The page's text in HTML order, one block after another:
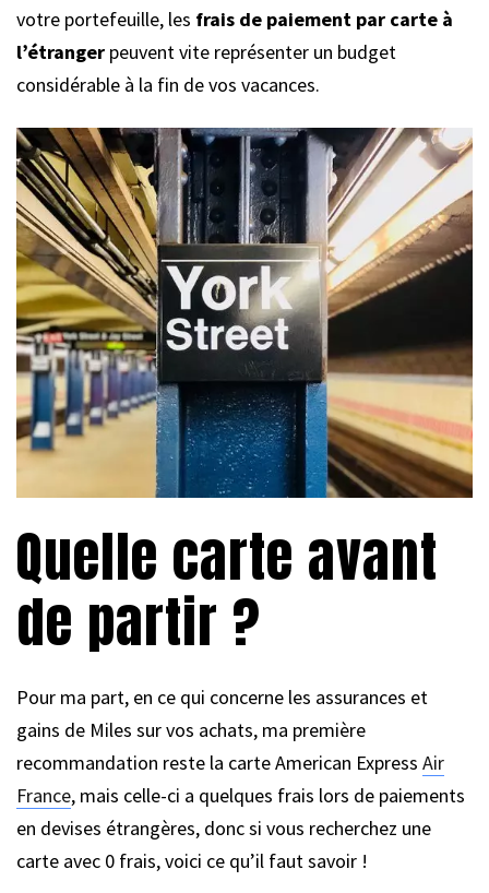
votre portefeuille, les frais de paiement par carte à
l’étranger peuvent vite représenter un budget
considérable à la fin de vos vacances.
Quelle carte avant
de partir ?
Pour ma part, en ce qui concerne les assurances et
gains de Miles sur vos achats, ma première
recommandation reste la carte American Express Air
France, mais celle-ci a quelques frais lors de paiements
en devises étrangères, donc si vous recherchez une
carte avec 0 frais, voici ce qu’il faut savoir !